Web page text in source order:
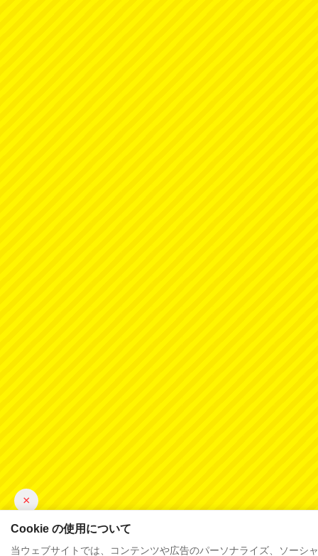
×
Cookie の使用について
当ウェブサイトでは、コンテンツや広告のパーソナライズ、ソー